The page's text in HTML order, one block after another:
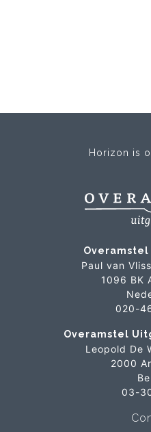
Horizon is
Paul van
1096 BK
020-
Overamstel
Leopold De
2000
03-